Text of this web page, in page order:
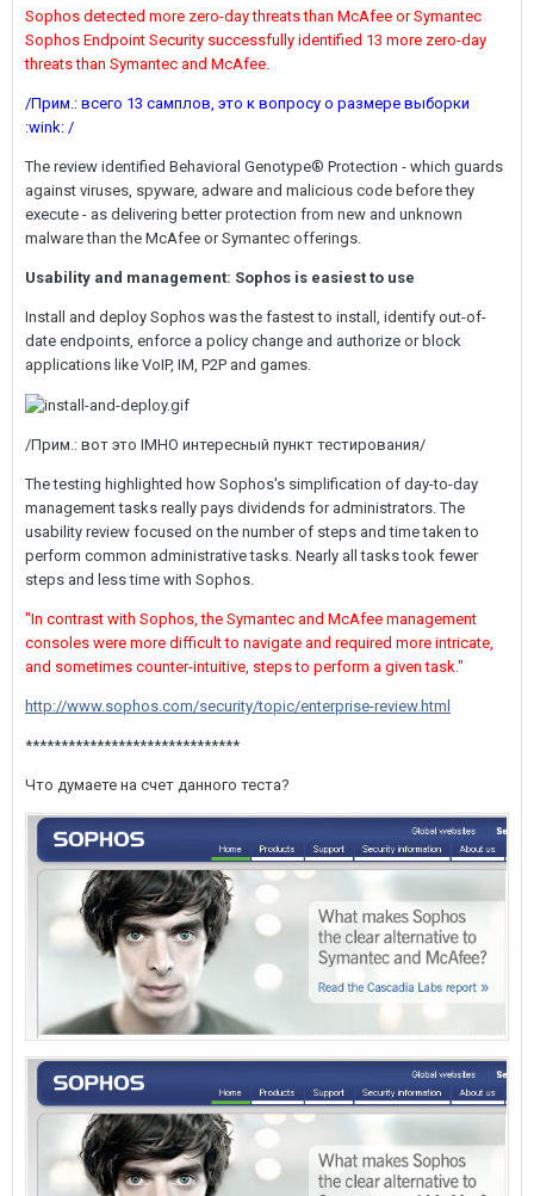
Sophos detected more zero-day threats than McAfee or Symantec
Sophos Endpoint Security successfully identified 13 more zero-day
threats than Symantec and McAfee.
/Прим.: всего 13 самплов, это к вопросу о размере выборки
:wink: /
The review identified Behavioral Genotype® Protection - which guards
against viruses, spyware, adware and malicious code before they
execute - as delivering better protection from new and unknown
malware than the McAfee or Symantec offerings.
Usability and management: Sophos is easiest to use
Install and deploy Sophos was the fastest to install, identify out-of-
date endpoints, enforce a policy change and authorize or block
applications like VoIP, IM, P2P and games.
/Прим.: вот это IMHO интересный пункт тестирования/
The testing highlighted how Sophos's simplification of day-to-day
management tasks really pays dividends for administrators. The
usability review focused on the number of steps and time taken to
perform common administrative tasks. Nearly all tasks took fewer
steps and less time with Sophos.
"In contrast with Sophos, the Symantec and McAfee management
consoles were more difficult to navigate and required more intricate,
and sometimes counter-intuitive, steps to perform a given task."
http://www.sophos.com/security/topic/enterprise-review.html
******************************
Что думаете на счет данного теста?